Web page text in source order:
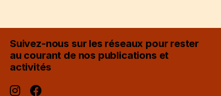
Suivez-nous sur les réseaux pour rester
au courant de nos publications et
activités